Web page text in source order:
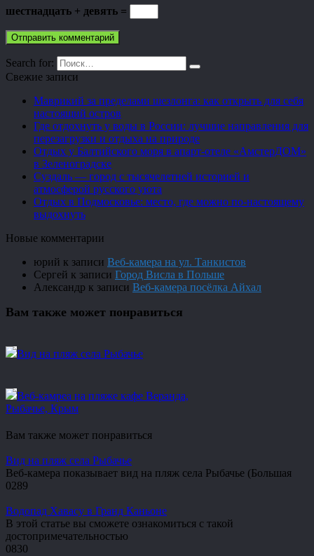
шестнадцать + девять =
Search for:
Свежие записи
Маврикий за пределами шезлонга: как открыть для себя
настоящий остров
Где отдохнуть у воды в России: лучшие направления для
перезагрузки и отдыха на природе
Отдых у Балтийского моря в апарт-отеле «АмстерДОМ»
в Зеленоградске
Суздаль — город с тысячелетней историей и
атмосферой русского уюта
Отдых в Подмосковье: место, где можно по-настоящему
выдохнуть
Новые комментарии
юрий к записи Веб-камера на ул. Танкистов
Сергей к записи Город Висла в Польше
Александр к записи Веб-камера посёлка Айхал
Вам также может понравиться
Вид на пляж села Рыбачье
Веб-камреа на пляже кафе Веранда,
Рыбачье, Крым
Вам также может понравиться
Вид на пляж села Рыбачье
Веб-камера показывает вид на пляж села Рыбачье (Большая
0289
Водопад Хавасу в Гранд Каньоне
В этой статье вы сможете ознакомиться с такой
достопримечательностью
0830